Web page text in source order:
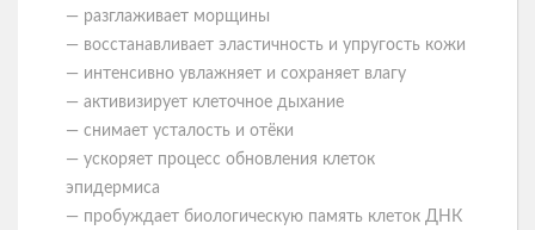
— разглаживает морщины
— восстанавливает эластичность и упругость кожи
— интенсивно увлажняет и сохраняет влагу
— активизирует клеточное дыхание
— снимает усталость и отёки
— ускоряет процесс обновления клеток
эпидермиса
— пробуждает биологическую память клеток ДНК